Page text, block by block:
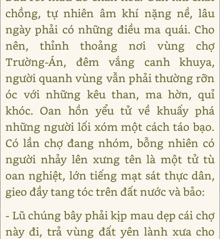
chồng, tự nhiên âm khí nặng nề, lâu
ngày phải có những điều ma quái. Cho
nên, thỉnh thoảng nơi vùng chợ
Trường-Án, đêm vắng canh khuya,
người quanh vùng vẫn phải thường rỡn
óc với những kêu than, ma hờn, quỉ
khóc. Oan hồn yểu tử về khuấy phá
những người lối xóm một cách táo bạo.
Có lần chợ đang nhóm, bỗng nhiên có
người nhảy lên xưng tên là một tử tù
oan nghiệt, lớn tiếng mạt sát thực dân,
gieo đầy tang tóc trên đất nước và bảo:
- Lũ chúng bây phải kịp mau dẹp cái chợ
này đi, trả vùng đất yên lành xưa cho